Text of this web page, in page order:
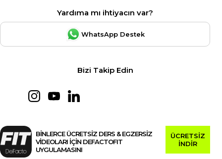
Yardıma mı ihtiyacın var?
WhatsApp Destek
Bizi Takip Edin
BİNLERCE ÜCRETSİZ DERS & EGZERSİZ
VİDEOLARI İÇİN DEFACTOFIT
UYGULAMASINI
ÜCRETSİZ
İNDİR